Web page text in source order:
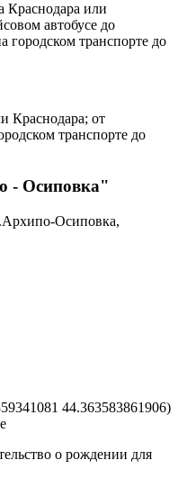
Краснодара или
автобусе до
городском транспорте до
Краснодара; от
транспорте до
- Осиповка"
Осиповка,
44.363583861906)
о рождении для